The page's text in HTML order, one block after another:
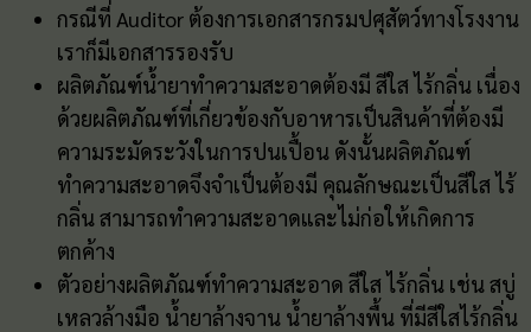
กรณีที่ Auditor ต้องการเอกสารกรมปศุสัตว์ทางโรงงาน
เราก็มีเอกสารรองรับ
ผลิตภัณฑ์น้ำยาทำความสะอาดต้องมี สีใส ไร้กลิ่น เนื่อง
ด้วยผลิตภัณฑ์ที่เกี่ยวข้องกับอาหารเป็นสินค้าที่ต้องมี
ความระมัดระวังในการปนเปื้อน ดังนั้นผลิตภัณฑ์
ทำความสะอาดจึงจำเป็นต้องมี คุณลักษณะเป็นสีใส ไร้
กลิ่น สามารถทำความสะอาดและไม่ก่อให้เกิดการ
ตกค้าง
ตัวอย่างผลิตภัณฑ์ทำความสะอาด สีใส ไร้กลิ่น เช่น สบู่
เหลวล้างมือ น้ำยาล้างจาน น้ำยาล้างพื้น ที่มีสีใสไร้กลิ่น